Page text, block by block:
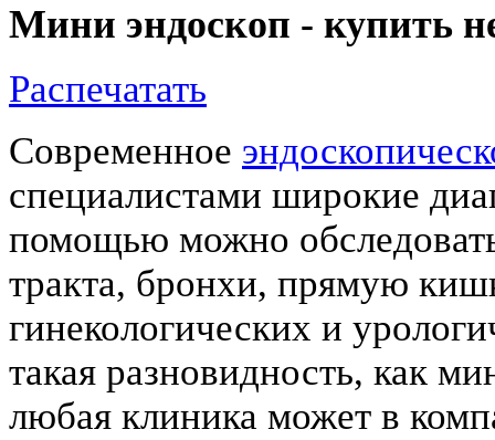
Мини эндоскоп - купить
Распечатать
Современное
специалистами широкие
помощью можно
тракта, бронхи, прямую
гинекологических и
такая разновидность, как
любая клиника может в